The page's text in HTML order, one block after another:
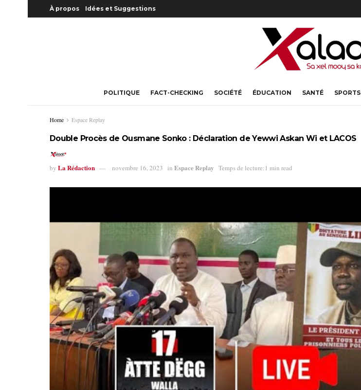
À propos Idées et Suggestions
POLITIQUE FACT-CHECKING SOCIÉTÉ ÉDUCATION SANTÉ SPORTS
Home Espace Replay
Double Procès de Ousmane Sonko : Déclaration de Yewwi Askan Wi et LACOS
by La Rédaction novembre 16, 2023 in Espace Replay Temps de lecture:1 min read